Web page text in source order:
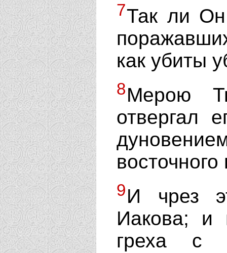
7Так ли
как убиты
8Мерою
отвергал
восточного
9И чрез
Иакова; и
греха с